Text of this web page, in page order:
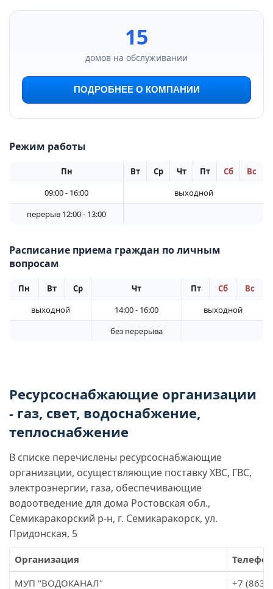
15
домов на обслуживании
ПОДРОБНЕЕ О КОМПАНИИ
Режим работы
Пн Вт Ср Чт Пт Сб
Вс
09:00 - 16:00
выходной
перерыв 12:00 - 13:00
Расписание приема граждан по личным
вопросам
Пн Вт Ср Чт Пт Сб
Вс
выходной
14:00 - 16:00
выходной
без перерыва
Ресурсоснабжающие организации
- газ, свет, водоснабжение,
теплоснабжение
В списке перечислены ресурсоснабжающие
организации, осуществляющие поставку ХВС, ГВС,
электроэнергии, газа, обеспечивающие
водоотведение для дома Ростовская обл.,
Семикаракорский р-н, г. Семикаракорск, ул.
Придонская, 5
Организация
Телефон
МУП "ВОДОКАНАЛ"
+7